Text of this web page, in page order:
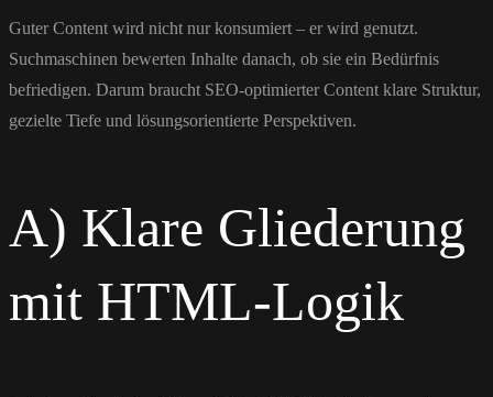
Guter Content wird nicht nur konsumiert – er wird genutzt.
Suchmaschinen bewerten Inhalte danach, ob sie ein Bedürfnis
befriedigen. Darum braucht SEO-optimierter Content klare Struktur,
gezielte Tiefe und lösungsorientierte Perspektiven.
A) Klare Gliederung
mit HTML-Logik